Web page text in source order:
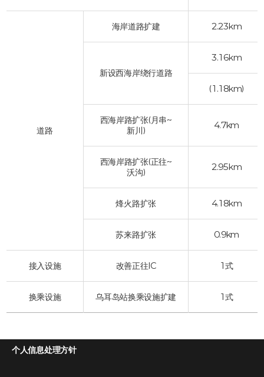
道路
海岸道路扩建 2.23km
新设西海岸绕行道路
3.16km
(1.18km)
西海岸路扩张(月串~
新川)
4.7km
西海岸路扩张(正往~
沃沟)
2.95km
烽火路扩张 4.18km
苏来路扩张 0.9km
接入设施 改善正往IC 1式
换乘设施 乌耳岛站换乘设施扩建 1式
个人信息处理方针